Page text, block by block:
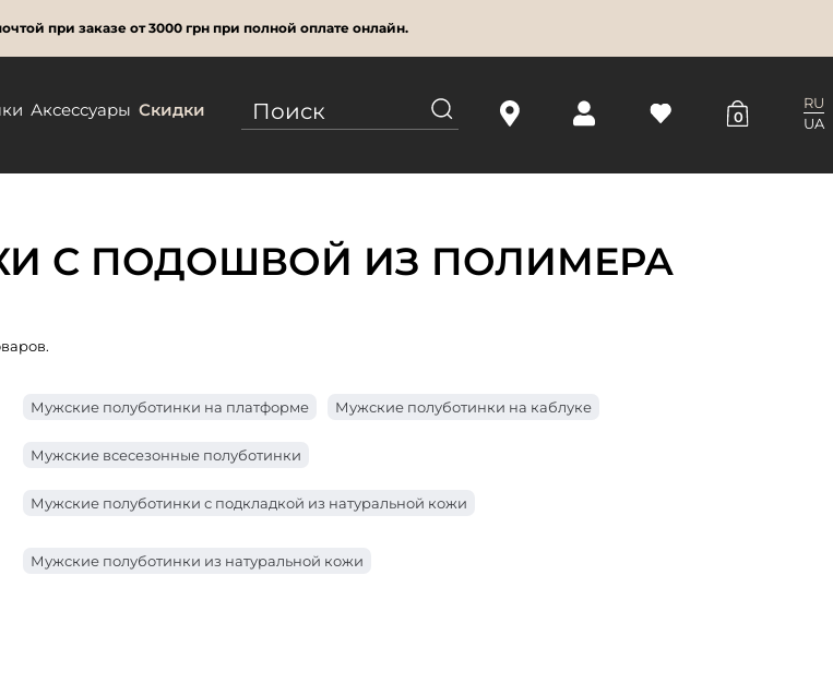
при заказе от 3000 грн при полной оплате онлайн.
Аксессуары Скидки 0
RU
UA
С ПОДОШВОЙ ИЗ ПОЛИМЕРА
Мужские полуботинки на платформе Мужские полуботинки на каблуке
Мужские всесезонные полуботинки
Мужские полуботинки с подкладкой из натуральной кожи
Мужские полуботинки из натуральной кожи